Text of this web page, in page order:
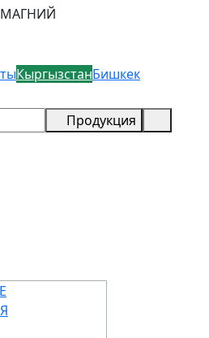
МАГНИЙ
КыргызстанБишкек
Продукция